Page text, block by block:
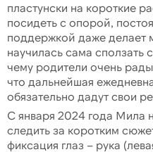
пластунски на короткие
посидеть с опорой,
поддержкой даже делает
научилась сама сползать
чему родители очень
что дальнейшая
обязательно дадут свои
С января 2024 года Мила
следить за коротким
фиксация глаз – рука